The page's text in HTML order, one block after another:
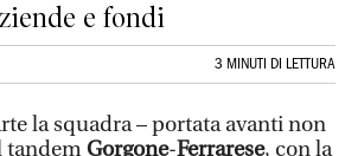
e fondi
3 MINUTI DI LETTURA
la squadra – portata avanti non
tandemGorgone-Ferrarese, con la